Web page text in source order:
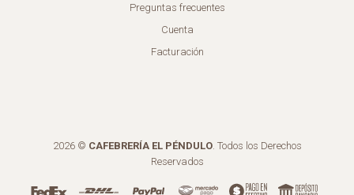
Preguntas frecuentes
Cuenta
Facturación
2026 © CAFEBRERÍA EL PÉNDULO. Todos los Derechos
Reservados